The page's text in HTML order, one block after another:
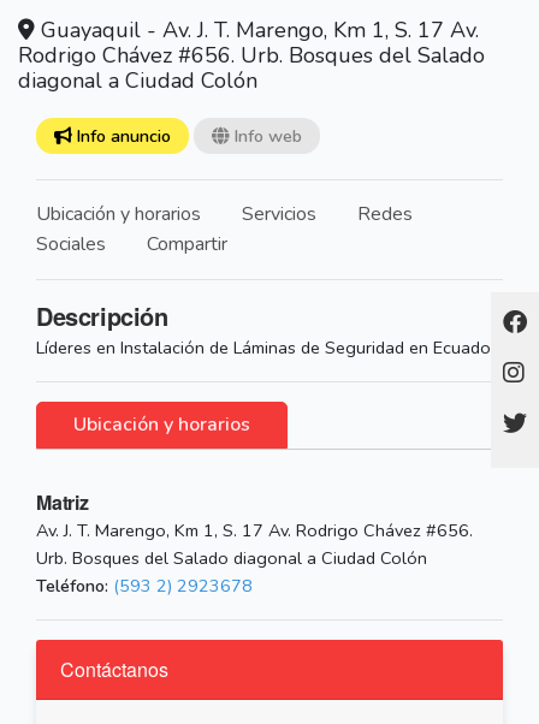
Guayaquil - Av. J. T. Marengo, Km 1, S. 17 Av.
Rodrigo Chávez #656. Urb. Bosques del Salado
diagonal a Ciudad Colón
Info anuncio Info web
Ubicación y horarios Servicios
Redes
Sociales
Compartir
Descripción
Líderes en Instalación de Láminas de Seguridad en Ecuador.
Ubicación y horarios
Matriz
Av. J. T. Marengo, Km 1, S. 17 Av. Rodrigo Chávez #656.
Urb. Bosques del Salado diagonal a Ciudad Colón
Teléfono: (593 2) 2923678
Contáctanos